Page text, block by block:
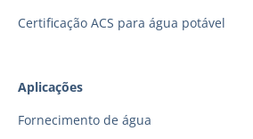
Certificação ACS para água potável
Aplicações
Fornecimento de água